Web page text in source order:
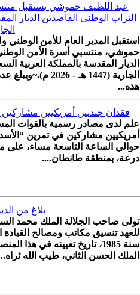
عبد اللطيف حموشي يستقبل
التراب الوطني القاصدين الديار
استقبل المدير العام للأمن الوطني
حموشي، منتسبي أسرة الأمن
الديار المقدسة بالمملكة العربية
الجارية (1447 هـ
هذه...
فقدان جنديين أمريكيين مشاركين في
علم لدى مصادر رسمية بالقوات
حوالي الساعة التاسعة مساء،
درعة، بمنطقة طانطان....
بلاغ من
تولى صاحب الجلالة الملك محمد
للعهد تنسيق مكاتب ومصالح القيادة
سنة 1985، تاريخ تعيينه في
الملك الحسن الثاني، طيب الله